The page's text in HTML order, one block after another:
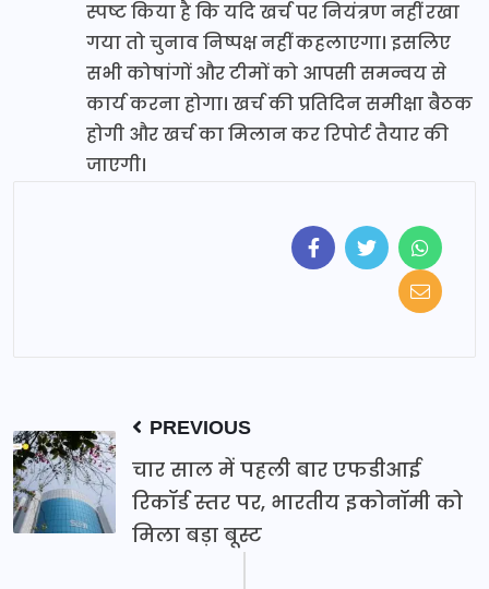
स्पष्ट किया है कि यदि खर्च पर नियंत्रण नहीं रखा
गया तो चुनाव निष्पक्ष नहीं कहलाएगा। इसलिए
सभी कोषांगों और टीमों को आपसी समन्वय से
कार्य करना होगा। खर्च की प्रतिदिन समीक्षा बैठक
होगी और खर्च का मिलान कर रिपोर्ट तैयार की
जाएगी।
PREVIOUS
चार साल में पहली बार एफडीआई
रिकॉर्ड स्तर पर, भारतीय इकोनॉमी को
मिला बड़ा बूस्ट